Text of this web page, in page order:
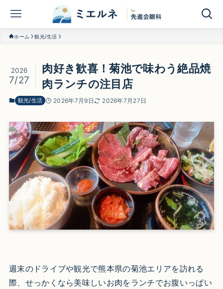
ホーム 観光/生活
肉好き歓喜！菊池で味わう絶品焼
肉ランチの注目店
2026
7/27
観光/生活 2026年7月9日 2026年7月27日
週末のドライブや観光で熊本県の菊池エリアを訪れる
際、せっかくなら美味しいお肉をランチでお腹いっぱい